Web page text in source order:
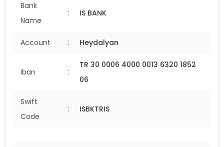
Bank
Name
: IS BANK
Account : Heydalyan
Iban :
TR 30 0006 4000 0013 6320 1852
06
Swift
Code
: ISBKTRIS